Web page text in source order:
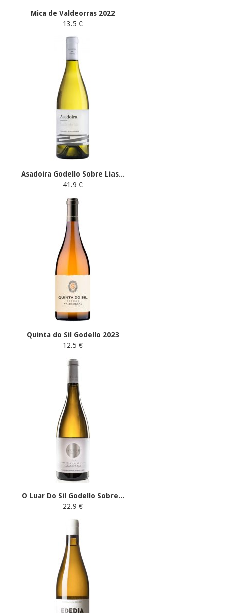
Mica de Valdeorras 2022
13.5 €
Asadoira Godello Sobre Lías...
41.9 €
Quinta do Sil Godello 2023
12.5 €
O Luar Do Sil Godello Sobre...
22.9 €